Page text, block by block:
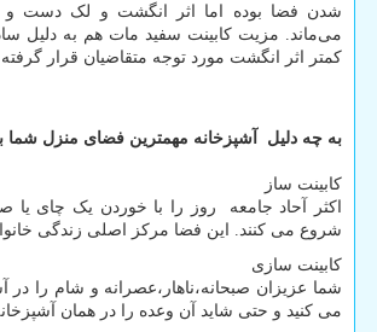
شدن فضا بوده اما اثر انگشت و لک دست و
می‌ماند. مزیت کابینت سفید مات هم به دلیل
کمتر اثر انگشت مورد توجه متقاضیان قرار
به چه دلیل آشپزخانه مهمترین فضای منزل
کابینت ساز
اکثر آحاد جامعه روز را با خوردن یک چای یا
شروع می کنند. این فضا مرکز اصلی زندگی
کابینت سازی
شما عزیزان صبحانه،ناهار،عصرانه و شام را در
می کنید و حتی شاید آن وعده را در همان